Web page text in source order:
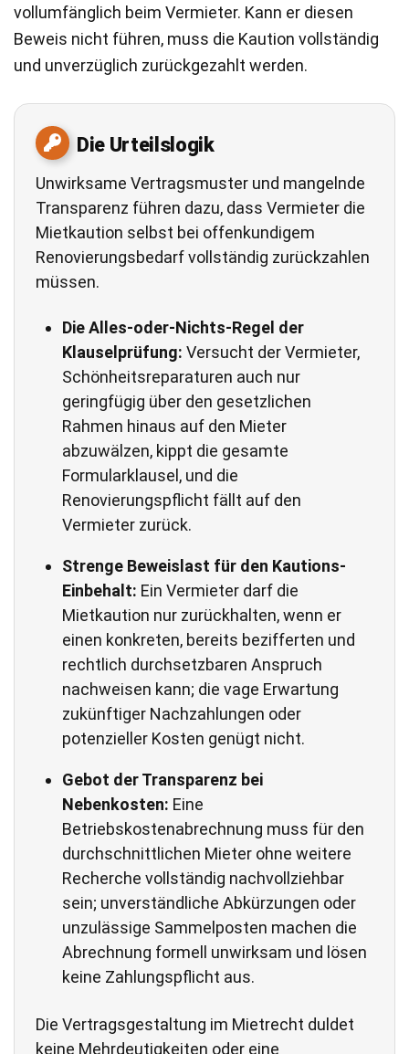
vollumfänglich beim Vermieter. Kann er diesen
Beweis nicht führen, muss die Kaution vollständig
und unverzüglich zurückgezahlt werden.
Die Urteilslogik
Unwirksame Vertragsmuster und mangelnde
Transparenz führen dazu, dass Vermieter die
Mietkaution selbst bei offenkundigem
Renovierungsbedarf vollständig zurückzahlen
müssen.
Die Alles-oder-Nichts-Regel der
Klauselprüfung: Versucht der Vermieter,
Schönheitsreparaturen auch nur
geringfügig über den gesetzlichen
Rahmen hinaus auf den Mieter
abzuwälzen, kippt die gesamte
Formularklausel, und die
Renovierungspflicht fällt auf den
Vermieter zurück.
Strenge Beweislast für den Kautions-
Einbehalt: Ein Vermieter darf die
Mietkaution nur zurückhalten, wenn er
einen konkreten, bereits bezifferten und
rechtlich durchsetzbaren Anspruch
nachweisen kann; die vage Erwartung
zukünftiger Nachzahlungen oder
potenzieller Kosten genügt nicht.
Gebot der Transparenz bei
Nebenkosten: Eine
Betriebskostenabrechnung muss für den
durchschnittlichen Mieter ohne weitere
Recherche vollständig nachvollziehbar
sein; unverständliche Abkürzungen oder
unzulässige Sammelposten machen die
Abrechnung formell unwirksam und lösen
keine Zahlungspflicht aus.
Die Vertragsgestaltung im Mietrecht duldet
keine Mehrdeutigkeiten oder eine